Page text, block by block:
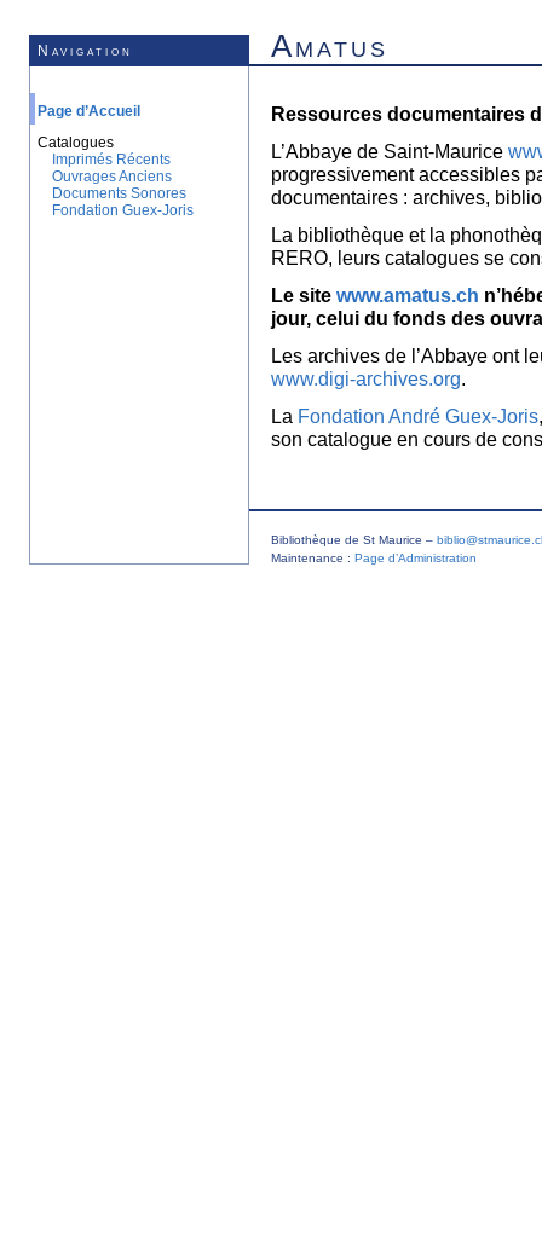
Navigation Amatus
Page d’Accueil
Catalogues
Imprimés Récents
Ouvrages Anciens
Documents Sonores
Fondation Guex-Joris
Ressources documentaires
L’Abbaye de Saint-Maurice
progressivement accessibles
documentaires : archives,
La bibliothèque et la
RERO, leurs catalogues se
Le site www.amatus.ch
jour, celui du fonds des
Les archives de l’Abbaye ont
www.digi-archives.org.
La Fondation André Guex-Joris
son catalogue en cours de
Bibliothèque de St Maurice –
Maintenance : Page d’Administration